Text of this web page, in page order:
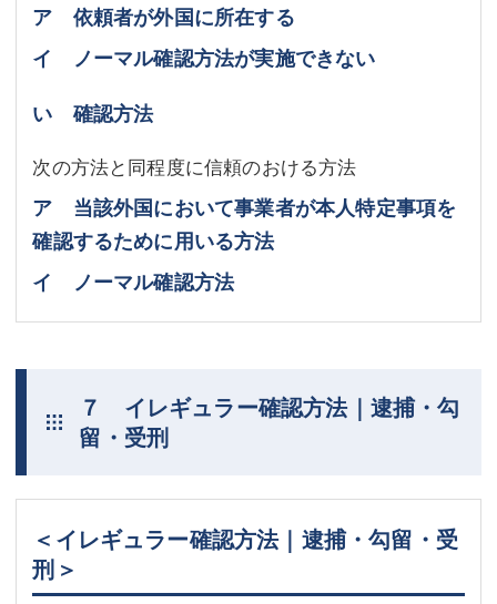
ア 依頼者が外国に所在する
イ ノーマル確認方法が実施できない
い 確認方法
次の方法と同程度に信頼のおける方法
ア 当該外国において事業者が本人特定事項を
確認するために用いる方法
イ ノーマル確認方法
７ イレギュラー確認方法｜逮捕・勾
留・受刑
＜イレギュラー確認方法｜逮捕・勾留・受
刑＞